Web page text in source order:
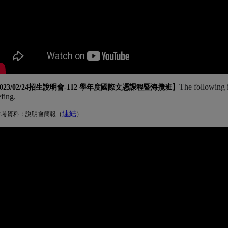
02/24招生說明會-112 學年度國際文憑課程暨海攬班】 The following
考資料：說明會簡報（連結(另開新視窗)
）